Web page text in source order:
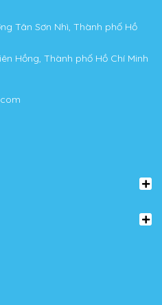
Tân Sơn Nhì, Thành phố Hồ
Hồng, Thành phố Hồ Chí Minh